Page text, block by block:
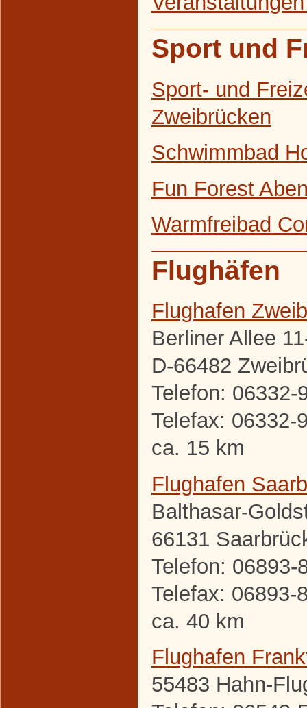
Sport und
Sport- und
Zweibrücken
Schwimmbad
Fun Forest
Warmfreibad
Flughäfen
Flughafen
Berliner Allee
D-66482
Telefon: 06332-
Telefax: 06332-
ca. 15 km
Flughafen
Balthasar-
66131
Telefon: 06893-
Telefax: 06893-
ca. 40 km
Flughafen
55483 Hahn-